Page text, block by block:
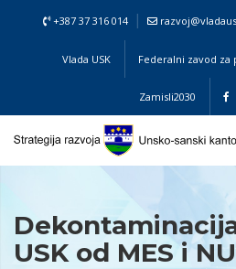
+387 37 316 014
Vlada USK Federalni zavod
Zamisli2030
USK od MES i